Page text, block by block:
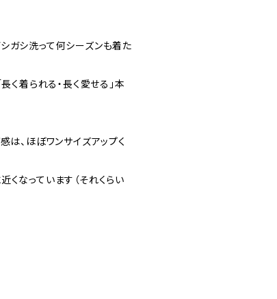
ガシ洗って何シーズンも着た
く着られる・長く愛せる」本
は、ほぼワンサイズアップく
なっています（それくらい